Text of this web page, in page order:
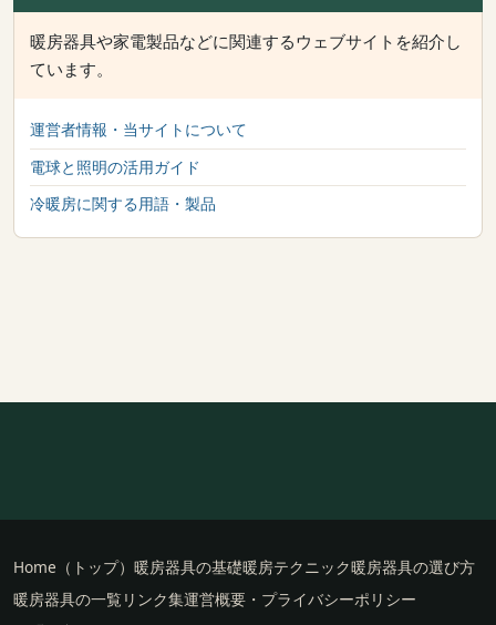
暖房器具や家電製品などに関連するウェブサイトを紹介し
ています。
運営者情報・当サイトについて
電球と照明の活用ガイド
冷暖房に関する用語・製品
Home（トップ） 暖房器具の基礎暖房テクニック暖房器具の選び方
暖房器具の一覧リンク集運営概要・プライバシーポリシー